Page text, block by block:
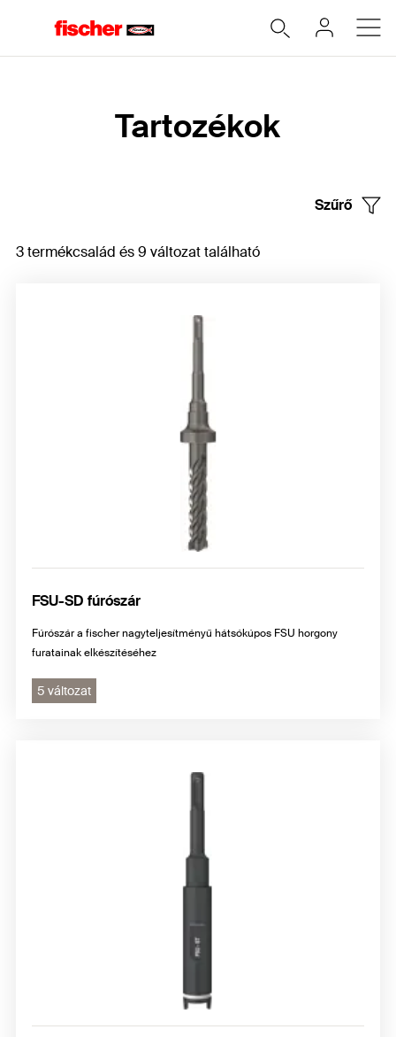
Tartozékok
Szűrő
3 termékcsalád és 9 változat található
FSU-SD fúrószár
Fúrószár a fischer nagyteljesítményű hátsókúpos FSU horgony
furatainak elkészítéséhez
5 változat